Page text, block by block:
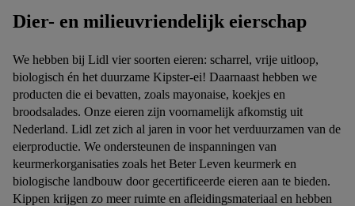
Dier- en milieuvriendelijk eierschap
We hebben bij Lidl vier soorten eieren: scharrel, vrije uitloop,
biologisch én het duurzame Kipster-ei! Daarnaast hebben we
producten die ei bevatten, zoals mayonaise, koekjes en
broodsalades. Onze eieren zijn voornamelijk afkomstig uit
Nederland. Lidl zet zich al jaren in voor het verduurzamen van de
eierproductie. We ondersteunen de inspanningen van
keurmerkorganisaties zoals het Beter Leven keurmerk en
biologische landbouw door gecertificeerde eieren aan te bieden.
Kippen krijgen zo meer ruimte en afleidingsmateriaal en hebben